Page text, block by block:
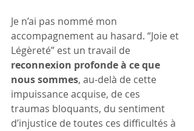
Je n’ai pas nommé mon
accompagnement au hasard. “Joie et
Légèreté” est un travail de
reconnexion profonde à ce que
nous sommes, au-delà de cette
impuissance acquise, de ces
traumas bloquants, du sentiment
d’injustice de toutes ces difficultés à